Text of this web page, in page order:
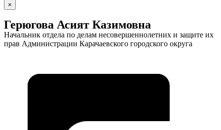
×
Герюгова Асият Казимовна
Начальник отдела по делам несовершеннолетних и защите их
прав Администрации Карачаевского городского округа